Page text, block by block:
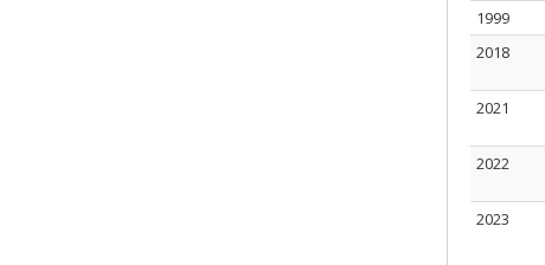
1999
2018
2021
2022
2023